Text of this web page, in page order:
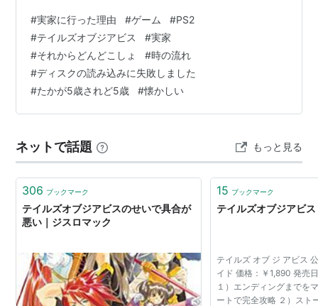
音響監督：木村絵理子
音楽：桜庭統
製作：サンライズ、バンダイビジュアル、バンダイ
ナムコゲームス、毎日放送
ルーク・フォン・ファブレ：鈴木千尋
ジェイド・カーティス：子安武人
アニス・タトリン：桃井はるこ
ナタリア・L・K・ランバルディア：根谷美智子
ミュウ：丸山美紀
ヴァン・グランツ：中田譲治
のDS版を探してたんだけど。 せっかく本体があるって言
うのに残念な話。 4,000円～6,000円くらいにまで高騰
しちゃってたの。 旦那くんも、さすがに昔のゲームに何
千円もかけるのは気が引けるみたいで。 一旦、諦める方
向にベクトルが向いたんだけど。 やりたい…
#実家に行った理由 #ゲーム #PS2
#テイルズオブジアビス #実家
#それからどんどこしょ #時の流れ
#ディスクの読み込みに失敗しました
#たかが5歳されど5歳 #懐かしい
ネットで話題 もっと見る
306 ブックマーク
テイルズオブジアビスのせいで具合が
悪い｜ジスロマック
15 ブックマーク
テイルズオブジアビ
テイルズ オブ ジ アビス
イド 価格：￥1,890 発売
１）エンディングまでを
ートで完全攻略 ２）スト